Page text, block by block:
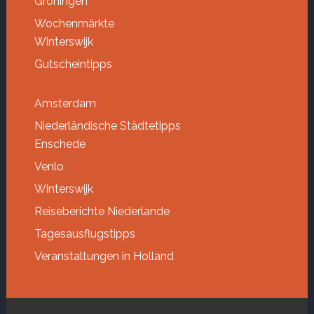
Wochenmärkte
Winterswijk
Gutscheintipps
Amsterdam
Niederländische Städtetipps
Enschede
Venlo
Winterswijk
Reiseberichte Niederlande
Tagesausflugstipps
Veranstaltungen in Holland